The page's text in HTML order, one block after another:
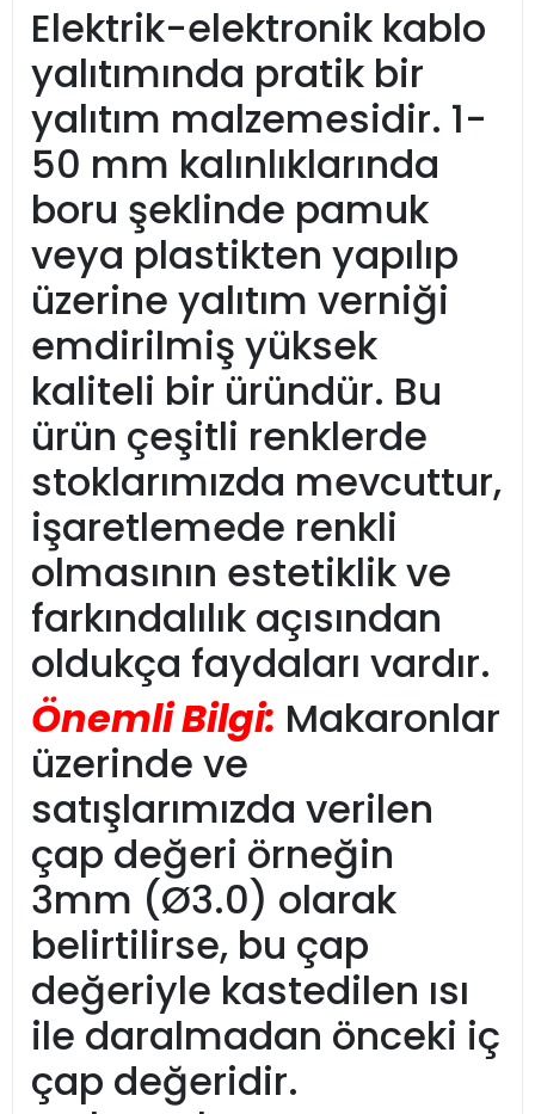
Elektrik-elektronik kablo
yalıtımında pratik bir
yalıtım malzemesidir. 1-
50 mm kalınlıklarında
boru şeklinde pamuk
veya plastikten yapılıp
üzerine yalıtım verniği
emdirilmiş yüksek
kaliteli bir üründür. Bu
ürün çeşitli renklerde
stoklarımızda mevcuttur,
işaretlemede renkli
olmasının estetiklik ve
farkındalılık açısından
oldukça faydaları vardır.
Önemli Bilgi: Makaronlar
üzerinde ve
satışlarımızda verilen
çap değeri örneğin
3mm (Ø3.0) olarak
belirtilirse, bu çap
değeriyle kastedilen ısı
ile daralmadan önceki iç
çap değeridir.